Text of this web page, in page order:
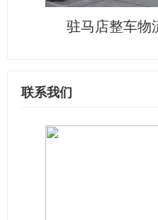
驻马店整车物
联系我们